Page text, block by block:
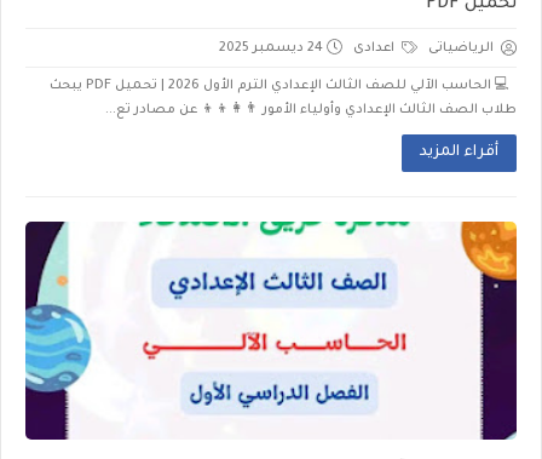
تحميل PDF
الرياضياتى اعدادى 24 ديسمبر 2025
💻 الحاسب الآلي للصف الثالث الإعدادي الترم الأول 2026 | تحميل PDF يبحث
طلاب الصف الثالث الإعدادي وأولياء الأمور 👨‍👩‍👦‍👦 عن مصادر تع...
أقراء المزيد